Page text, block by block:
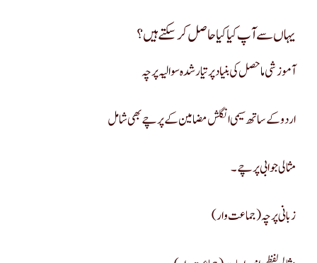
یہاں سے آپ کیا کیا حاصل کر سکتے ہیں؟
آموزشی ماحصل کی بنیاد پر تیار شدہ سوالیہ پرچہ
اردو کے ساتھ سیمی انگلش مضامین کے پرچے بھی شامل
مثالی جوابی پرچے۔
زبانی پرچہ(جماعت وار)